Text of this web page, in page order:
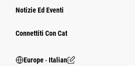
Notizie Ed Eventi
Connettiti Con Cat
Europe ‧ Italian